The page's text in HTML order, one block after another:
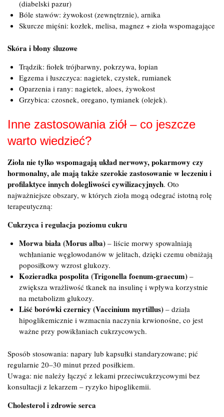
(diabelski pazur)
Bóle stawów: żywokost (zewnętrznie), arnika
Skurcze mięśni: kozłek, melisa, magnez + zioła wspomagające
Skóra i błony śluzowe
Trądzik: fiołek trójbarwny, pokrzywa, łopian
Egzema i łuszczyca: nagietek, czystek, rumianek
Oparzenia i rany: nagietek, aloes, żywokost
Grzybica: czosnek, oregano, tymianek (olejek).
Inne zastosowania ziół – co jeszcze
warto wiedzieć?
Zioła nie tylko wspomagają układ nerwowy, pokarmowy czy
hormonalny, ale mają także szerokie zastosowanie w leczeniu i
profilaktyce innych dolegliwości cywilizacyjnych. Oto
najważniejsze obszary, w których zioła mogą odegrać istotną rolę
terapeutyczną:
Cukrzyca i regulacja poziomu cukru
Morwa biała (Morus alba)– liście morwy spowalniają
wchłanianie węglowodanów w jelitach, dzięki czemu obniżają
poposiłkowy wzrost glukozy.
Kozieradka pospolita (Trigonella foenum-graecum)–
zwiększa wrażliwość tkanek na insulinę i wpływa korzystnie
na metabolizm glukozy.
Liść borówki czernicy (Vaccinium myrtillus)– działa
hipoglikemicznie i wzmacnia naczynia krwionośne, co jest
ważne przy powikłaniach cukrzycowych.
Sposób stosowania: napary lub kapsułki standaryzowane; pić
regularnie 20–30 minut przed posiłkiem.
Uwaga: nie należy łączyć z lekami przeciwcukrzycowymi bez
konsultacji z lekarzem – ryzyko hipoglikemii.
Cholesterol i zdrowie serca